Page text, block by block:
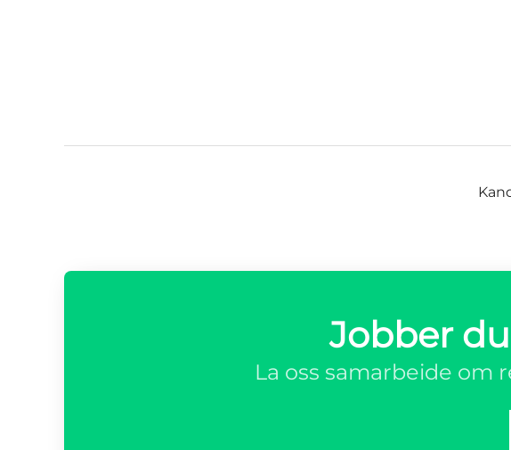
Jobber
La oss samarbeide om